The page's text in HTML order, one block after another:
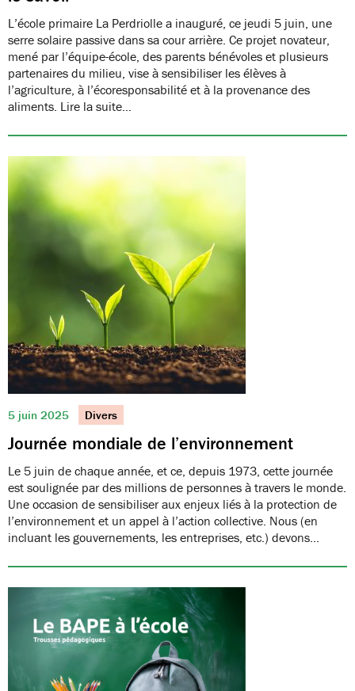
L’école primaire La Perdriolle a inauguré, ce jeudi 5 juin, une
serre solaire passive dans sa cour arrière. Ce projet novateur,
mené par l’équipe-école, des parents bénévoles et plusieurs
partenaires du milieu, vise à sensibiliser les élèves à
l’agriculture, à l’écoresponsabilité et à la provenance des
aliments. Lire la suite…
5 juin 2025 Divers
Journée mondiale de l’environnement
Le 5 juin de chaque année, et ce, depuis 1973, cette journée
est soulignée par des millions de personnes à travers le monde.
Une occasion de sensibiliser aux enjeux liés à la protection de
l’environnement et un appel à l’action collective. Nous (en
incluant les gouvernements, les entreprises, etc.) devons…